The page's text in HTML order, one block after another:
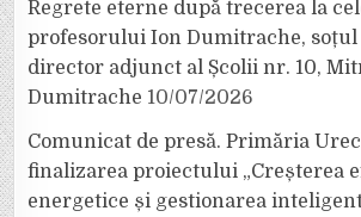
Regrete eterne după trecerea la
profesorului Ion Dumitrache, soțul
director adjunct al Școlii nr. 10,
Dumitrache 10/07/2026
Comunicat de presă. Primăria
finalizarea proiectului „Creșterea
energetice și gestionarea